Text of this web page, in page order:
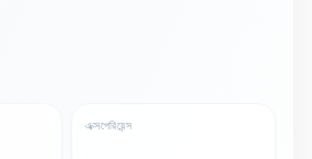
এক্সপেরিয়েন্স